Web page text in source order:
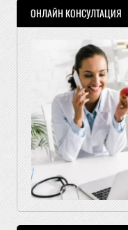
ОНЛАЙН КОНСУЛТАЦИЯ